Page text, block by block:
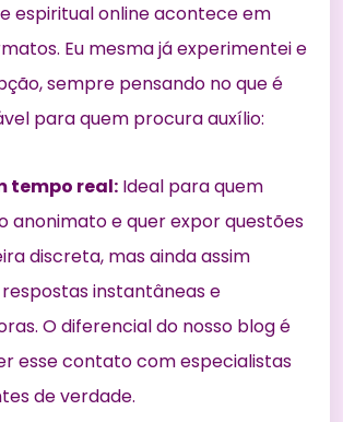
espiritual online acontece em
Eu mesma já experimentei e
sempre pensando no que é
para quem procura auxílio:
tempo real: Ideal para quem
anonimato e quer expor questões
discreta, mas ainda assim
instantâneas e
O diferencial do nosso blog é
esse contato com especialistas
de verdade.